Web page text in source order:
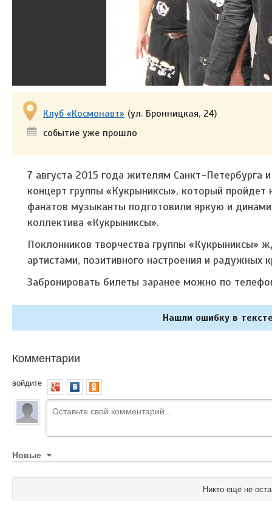
Клуб «Космонавт» (ул. Бронницкая, 24)
событие уже прошло
7 августа 2015 года жителям Санкт-Петербурга
концерт группы «Кукрыниксы», который пройдет
фанатов музыканты подготовили яркую и
коллектива «Кукрыниксы».
Поклонников творчества группы «Кукрыниксы»
артистами, позитивного настроения и радужных
Забронировать билеты заранее можно по
Нашли ошибку в
Комментарии
войдите
Новые
Никто ещё не